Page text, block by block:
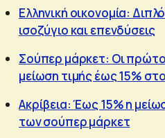
Ελληνική οικονομία:
ισοζύγιο και επενδύσεις
Σούπερ μάρκετ: Οι
μείωση τιμής έως 15%
Ακρίβεια: Έως 15% η
των σούπερ μάρκετ